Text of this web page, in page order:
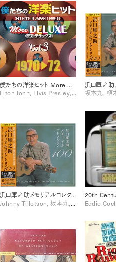
僕たちの洋楽ヒット More DELUXE 1970-72 Vol. 3 [Disc 1]
Elton John, Elvis Presley, Sylvie Vartan
坂本九, 植
浜口庫之助メモリアルコレクション100 [Disc 1]
Johnny Tillotson, 坂本九, 小林旭